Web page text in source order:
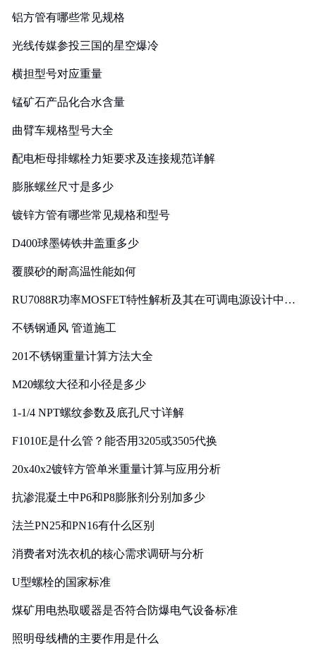
铝方管有哪些常见规格
光线传媒参投三国的星空爆冷
横担型号对应重量
锰矿石产品化合水含量
曲臂车规格型号大全
配电柜母排螺栓力矩要求及连接规范详解
膨胀螺丝尺寸是多少
镀锌方管有哪些常见规格和型号
D400球墨铸铁井盖重多少
覆膜砂的耐高温性能如何
RU7088R功率MOSFET特性解析及其在可调电源设计中的
不锈钢通风 管道施工
201不锈钢重量计算方法大全
M20螺纹大径和小径是多少
1-1/4 NPT螺纹参数及底孔尺寸详解
F1010E是什么管？能否用3205或3505代换
20x40x2镀锌方管单米重量计算与应用分析
抗渗混凝土中P6和P8膨胀剂分别加多少
法兰PN25和PN16有什么区别
消费者对洗衣机的核心需求调研与分析
U型螺栓的国家标准
煤矿用电热取暖器是否符合防爆电气设备标准
照明母线槽的主要作用是什么